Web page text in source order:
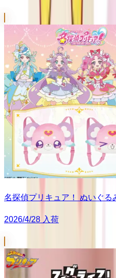
名探偵プリキュア！ ぬいぐる
2026/4/28 入荷